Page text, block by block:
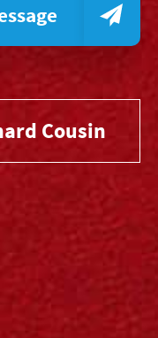
Cousin